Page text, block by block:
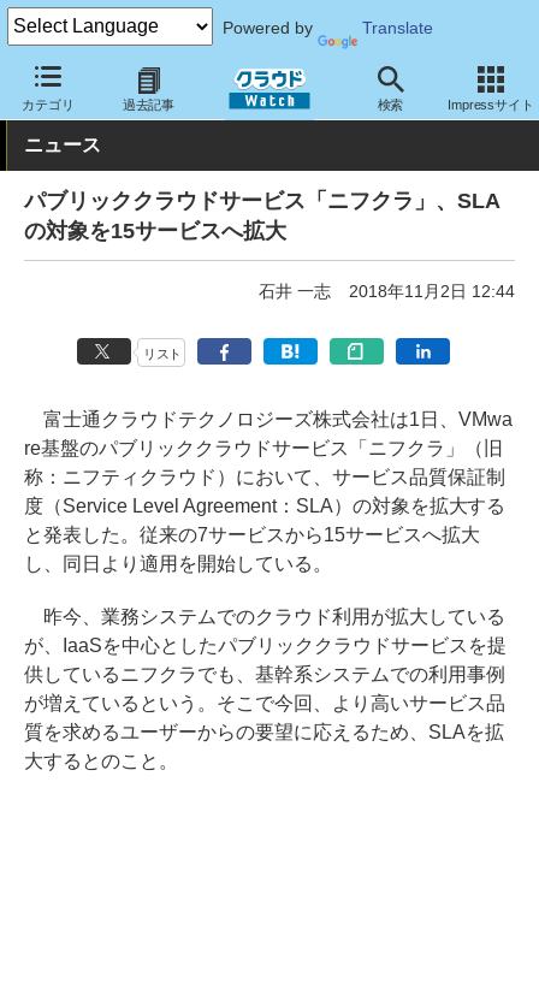
Powered by Translate
カテゴリ 過去記事 検索 Impressサイト
クラウド Watch ハード・インフラ パブリッククラウド その他
ニュース
パブリッククラウドサービス「ニフクラ」、SLA
の対象を15サービスへ拡大
石井 一志 2018年11月2日 12:44
リスト
富士通クラウドテクノロジーズ株式会社は1日、VMwa
re基盤のパブリッククラウドサービス「ニフクラ」（旧
称：ニフティクラウド）において、サービス品質保証制
度（Service Level Agreement：SLA）の対象を拡大する
と発表した。従来の7サービスから15サービスへ拡大
し、同日より適用を開始している。
昨今、業務システムでのクラウド利用が拡大している
が、IaaSを中心としたパブリッククラウドサービスを提
供しているニフクラでも、基幹系システムでの利用事例
が増えているという。そこで今回、より高いサービス品
質を求めるユーザーからの要望に応えるため、SLAを拡
大するとのこと。